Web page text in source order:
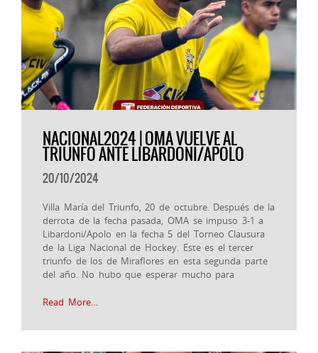
NACIONAL2024 | OMA VUELVE AL
TRIUNFO ANTE LIBARDONI/APOLO
20/10/2024
Villa María del Triunfo, 20 de octubre. Después de la
derrota de la fecha pasada, OMA se impuso 3-1 a
Libardoni/Apolo en la fecha 5 del Torneo Clausura
de la Liga Nacional de Hockey. Este es el tercer
triunfo de los de Miraflores en esta segunda parte
del año. No hubo que esperar mucho para
Read More…